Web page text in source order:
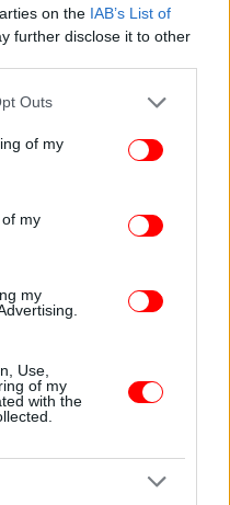
on the IAB’s List of
further disclose it to other
one or more Google
You may click to
its third-party tags to
in below Google
Outs
of my
my
my
Use,
of my
with the
που χαρακτηρίζουν
του με δεδομένο